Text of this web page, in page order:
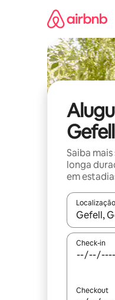
Gefell
Saiba
longa
em
Localização
Quando
Check-in
Checkout